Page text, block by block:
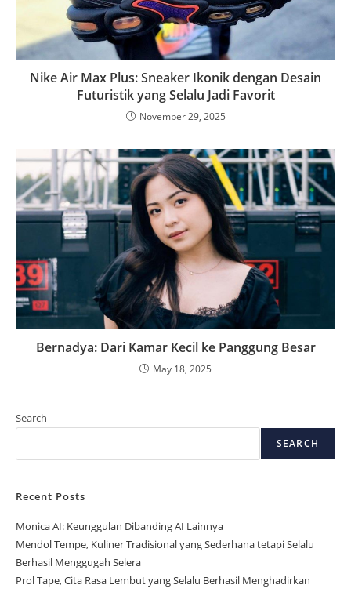
Nike Air Max Plus: Sneaker Ikonik dengan Desain
Futuristik yang Selalu Jadi Favorit
November 29, 2025
Bernadya: Dari Kamar Kecil ke Panggung Besar
May 18, 2025
Search
SEARCH
Recent Posts
Monica AI: Keunggulan Dibanding AI Lainnya
Mendol Tempe, Kuliner Tradisional yang Sederhana tetapi Selalu
Berhasil Menggugah Selera
Prol Tape, Cita Rasa Lembut yang Selalu Berhasil Menghadirkan